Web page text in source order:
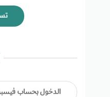
الدخول بحساب